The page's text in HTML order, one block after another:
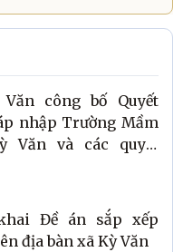
công bố Quyết
nhập Trường Mầm
Văn và các quyết
Đề án sắp xếp
địa bàn xã Kỳ Văn